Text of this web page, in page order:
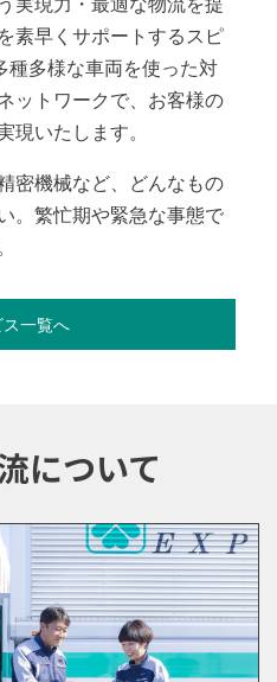
素早くサポートするスピ
種多様な車両を使った対
ットワークで、お客様の
現いたします。
密機械など、どんなもの
。繁忙期や緊急な事態で
一覧へ
について